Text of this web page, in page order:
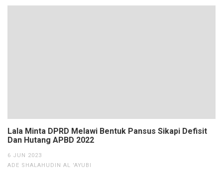
Lala Minta DPRD Melawi Bentuk Pansus Sikapi Defisit
Dan Hutang APBD 2022
6 JUN 2023
ADE SHALAHUDIN AL 'AYUBI